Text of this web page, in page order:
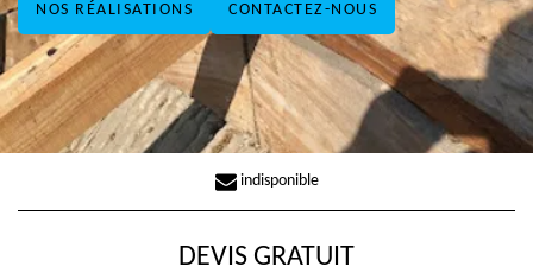
NOS RÉALISATIONS CONTACTEZ-NOUS
indisponible
DEVIS GRATUIT